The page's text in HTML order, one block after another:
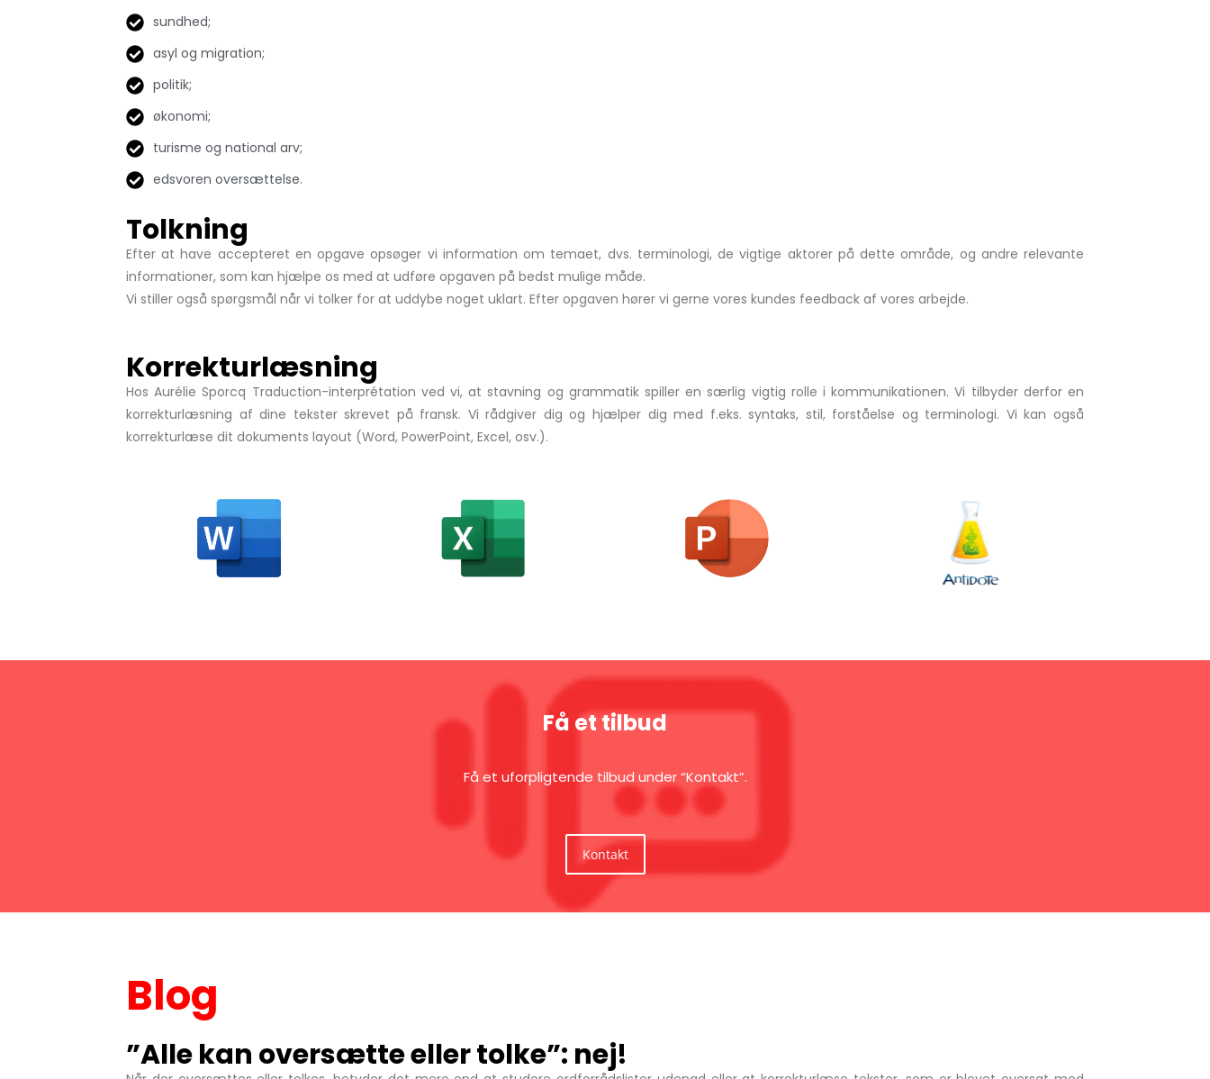
sundhed;
asyl og migration;
politik;
økonomi;
turisme og national arv;
edsvoren oversættelse.
Tolkning
Efter at have accepteret en opgave opsøger vi information om temaet, dvs. terminologi, de vigtige aktorer på dette område, og andre relevante
informationer, som kan hjælpe os med at udføre opgaven på bedst mulige måde.
Vi stiller også spørgsmål når vi tolker for at uddybe noget uklart. Efter opgaven hører vi gerne vores kundes feedback af vores arbejde.
Korrekturlæsning
Hos Aurélie Sporcq Traduction-interprétation ved vi, at stavning og grammatik spiller en særlig vigtig rolle i kommunikationen. Vi tilbyder derfor en
korrekturlæsning af dine tekster skrevet på fransk. Vi rådgiver dig og hjælper dig med f.eks. syntaks, stil, forståelse og terminologi. Vi kan også
korrekturlæse dit dokuments layout (Word, PowerPoint, Excel, osv.).
Få et tilbud
Få et uforpligtende tilbud under “Kontakt”.
Kontakt
Blog
”Alle kan oversætte eller tolke”: nej!